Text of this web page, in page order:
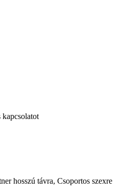
kapcsolatot
hosszú távra, Csoportos szexre